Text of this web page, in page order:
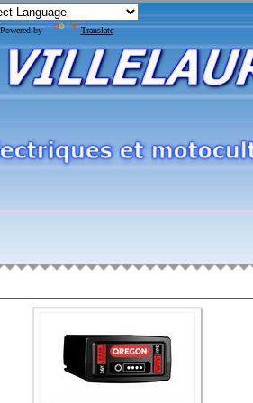
Powered by Translate